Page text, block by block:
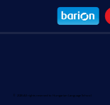
© 2026 All rights reserved to Hungarian Language School